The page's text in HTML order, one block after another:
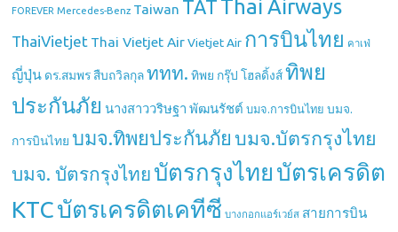
FOREVER Mercedes-Benz Taiwan TAT Thai Airways
ThaiVietjet Thai Vietjet Air Vietjet Air การบินไทย คาเฟ่
ญี่ปุ่น ดร.สมพร สืบถวิลกุล ททท. ทิพย กรุ๊ป โฮลดิ้งส์ ทิพย
ประกันภัย นางสาววริษฐา พัฒนรัชต์ บมจ.การบินไทย บมจ.
การบินไทย บมจ.ทิพยประกันภัย บมจ.บัตรกรุงไทย
บมจ. บัตรกรุงไทย บัตรกรุงไทย บัตรเครดิต
KTCบัตรเครดิตเคทีซี บางกอกแอร์เวย์ส สายการบิน